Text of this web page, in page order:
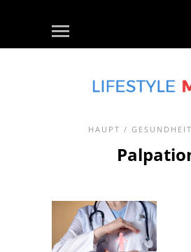
HAUPT / GESUNDHEIT